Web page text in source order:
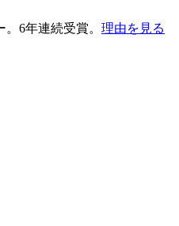
6年連続受賞。 理由を見る